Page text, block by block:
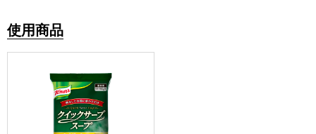
使用商品